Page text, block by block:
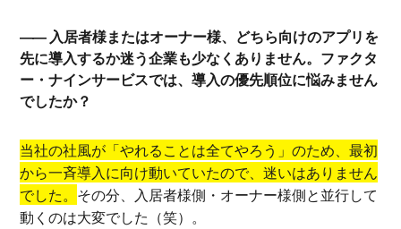
入居者様またはオーナー様、どちら向けのアプリを
先に導入するか迷う企業も少なくありません。ファクタ
ー・ナインサービスでは、導入の優先順位に悩みません
でしたか？
当社の社風が「やれることは全てやろう」のため、最初
から一斉導入に向け動いていたので、迷いはありません
でした。 その分、入居者様側・オーナー様側と並行して
動くのは大変でした（笑）。